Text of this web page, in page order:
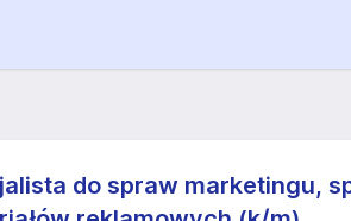
do spraw marketingu,